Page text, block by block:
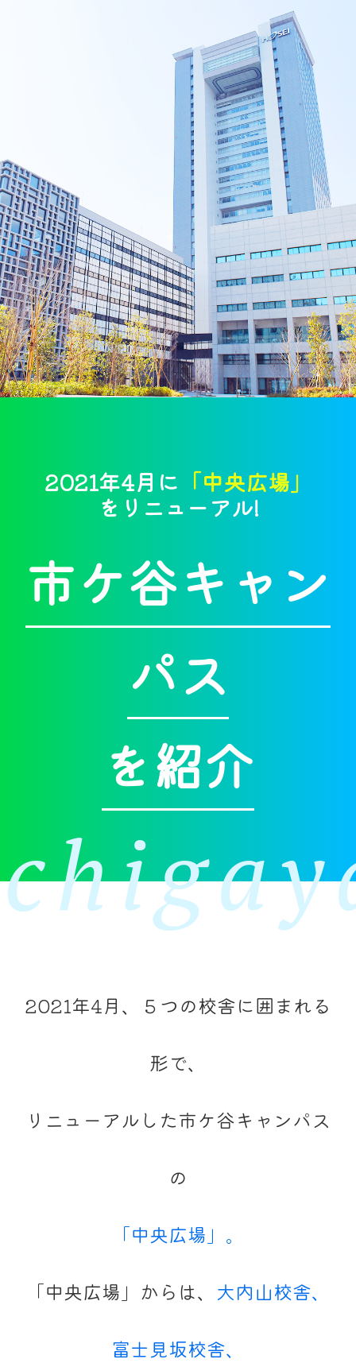
2021年4月に 「中央広場」
をリニューアル!
市ケ谷キャン
パス
を紹介
2021年4月、５つの校舎に囲まれる
形で、
リニューアルした市ケ谷キャンパス
の
「中央広場」。
「中央広場」からは、 大内山校舎、
富士見坂校舎、